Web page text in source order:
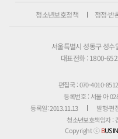
청소년보호정책 정정·반
서울특별시 성동구 성
대표전화 : 1800-
편집국 : 070-4010-8512
등록번호 : 서울 아
등록일: 2013.11.13
발행·편
청소년보호책임자 :
Copyright ⓒB